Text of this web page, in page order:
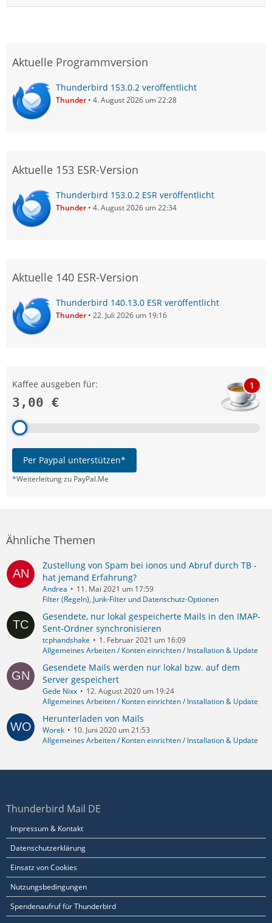
Aktuelle Programmversion
Thunderbird 153.0.2 veröffentlicht
Thunder 4. August 2026 um 22:28
Aktuelle 153 ESR-Version
Thunderbird 153.0.2 ESR veröffentlicht
Thunder 4. August 2026 um 22:34
Aktuelle 140 ESR-Version
Thunderbird 140.13.0 ESR veröffentlicht
Thunder 22. Juli 2026 um 19:16
Kaffee ausgeben für:
3,00 €
1
Per Paypal unterstützen*
*Weiterleitung zu PayPal.Me
Ähnliche Themen
Zustellung von Spam bei ionos und Abruf durch TB -
hat jemand Erfahrung?
Andrea
11. Mai 2021 um 17:59
Filter (Regeln), Junk-Filter und Datenschutz-Optionen
Gesendete, nur lokal gespeicherte Mails in den IMAP-
Sent-Ordner synchronisieren
tcphandshake
1. Februar 2021 um 16:09
Allgemeines Arbeiten / Konten einrichten / Installation & Update
Gesendete Mails werden nur lokal bzw. auf dem
Server gespeichert
Gede Nixx
12. August 2020 um 19:24
Allgemeines Arbeiten / Konten einrichten / Installation & Update
Herunterladen von Mails
Worek
10. Juni 2020 um 21:53
Allgemeines Arbeiten / Konten einrichten / Installation & Update
Thunderbird Mail DE
Impressum & Kontakt
Datenschutzerklärung
Einsatz von Cookies
Nutzungsbedingungen
Spendenaufruf für Thunderbird